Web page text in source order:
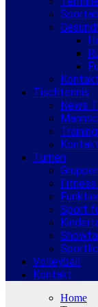
Tischtennis
News
Kontakt
Turnen
Fitness
Sport
Volleyball
Kontakt
Home